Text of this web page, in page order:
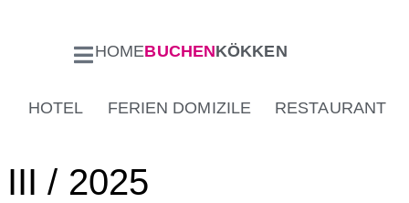
HOMEBUCHENKÖKKEN
HOTEL FERIEN DOMIZILE RESTAURANT
III / 2025